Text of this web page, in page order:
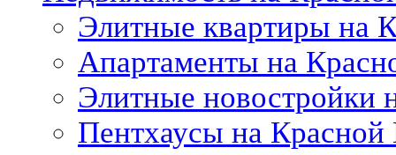
Элитные квартиры на
Апартаменты на
Элитные новостройки
Пентхаусы на Красной